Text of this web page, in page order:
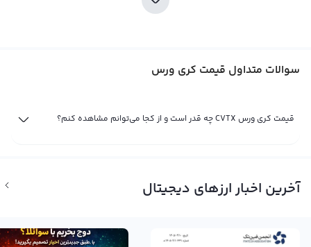
و تحلیل‌های اقتصادی، سیاسی، اجتماعی و فاندامنتال در نمودار قیمت این ارز تاثیر
مختلف مثل دلار یا تومان نشان داده شود، یا برای مقایسه با سایر ارزهای دیجیتال
دیجیتال نیز قیمت کری ورس را با دلار آمریکا مقایسه می‌کنند. با توجه به تاثیر
قیمت لحظه ای کری ورس یا به اصطلاح CVTX حاصل خرید و فروش لحظه ای کری
سوالات متداول قیمت کری ورس
قیمت کری ورس CVTX چه قدر است و از کجا می‌توانم مشاهده کنم؟
آخرین اخبار ارزهای دیجیتال